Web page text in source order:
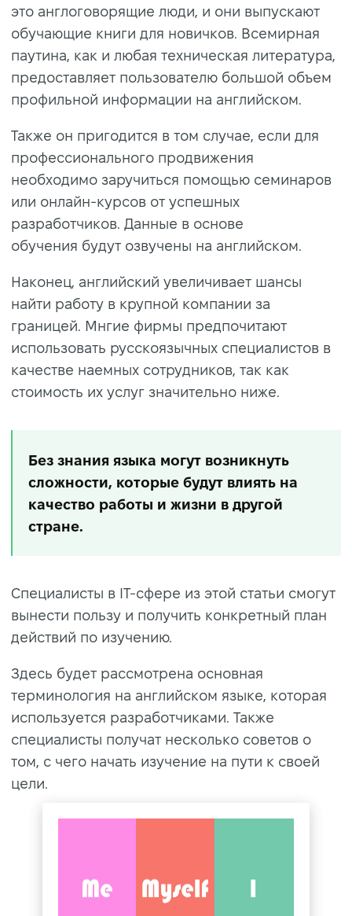
это англоговорящие люди, и они выпускают
обучающие книги для новичков. Всемирная
паутина, как и любая техническая литература,
предоставляет пользователю большой объем
профильной информации на английском.
Также он пригодится в том случае, если для
профессионального продвижения
необходимо заручиться помощью семинаров
или онлайн-курсов от успешных
разработчиков. Данные в основе
обучения будут озвучены на английском.
Наконец, английский увеличивает шансы
найти работу в крупной компании за
границей. Мнгие фирмы предпочитают
использовать русскоязычных специалистов в
качестве наемных сотрудников, так как
стоимость их услуг значительно ниже.
Без знания языка могут возникнуть
сложности, которые будут влиять на
качество работы и жизни в другой
стране.
Специалисты в IT-сфере из этой статьи смогут
вынести пользу и получить конкретный план
действий по изучению.
Здесь будет рассмотрена основная
терминология на английском языке, которая
используется разработчиками. Также
специалисты получат несколько советов о
том, с чего начать изучение на пути к своей
цели.